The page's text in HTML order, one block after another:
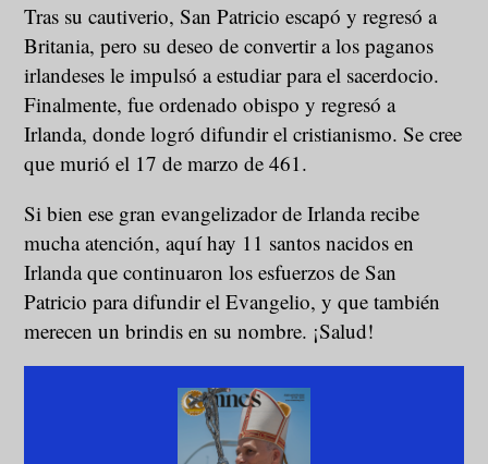
Tras su cautiverio, San Patricio escapó y regresó a
Britania, pero su deseo de convertir a los paganos
irlandeses le impulsó a estudiar para el sacerdocio.
Finalmente, fue ordenado obispo y regresó a
Irlanda, donde logró difundir el cristianismo. Se cree
que murió el 17 de marzo de 461.
Si bien ese gran evangelizador de Irlanda recibe
mucha atención, aquí hay 11 santos nacidos en
Irlanda que continuaron los esfuerzos de San
Patricio para difundir el Evangelio, y que también
merecen un brindis en su nombre. ¡Salud!